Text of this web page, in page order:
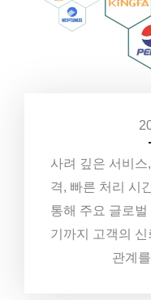
사려 깊은 서비
격, 빠른 처리 시
통해 주요 글로
기까지 고객의
관계